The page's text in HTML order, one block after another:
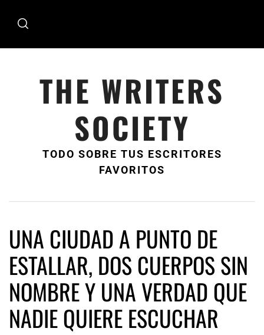
THE WRITERS
SOCIETY
TODO SOBRE TUS ESCRITORES
FAVORITOS
UNA CIUDAD A PUNTO DE
ESTALLAR, DOS CUERPOS SIN
NOMBRE Y UNA VERDAD QUE
NADIE QUIERE ESCUCHAR